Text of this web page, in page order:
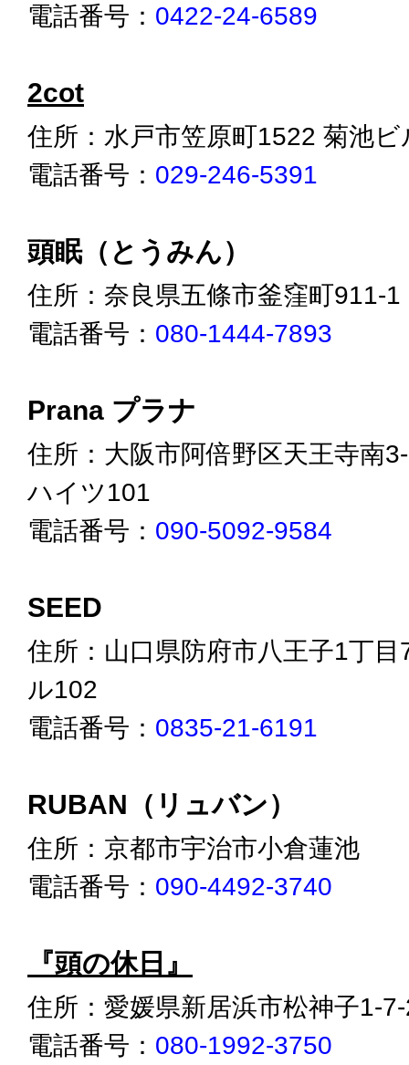
電話番号： 0422-24-6589
2cot
住所：水戸市笠原町1522 菊池
電話番号： 029-246-5391
頭眠（とうみん）
住所：奈良県五條市釜窪町911-1
電話番号： 080-1444-7893
Prana プラナ
住所：大阪市阿倍野区天王寺南
ハイツ101
電話番号： 090-5092-9584
SEED
住所：山口県防府市八王子1丁
ル102
電話番号： 0835-21-6191
RUBAN（リュバン）
住所：京都市宇治市小倉蓮池
電話番号： 090-4492-3740
『頭の休日』
住所：愛媛県新居浜市松神子1-
電話番号： 080-1992-3750